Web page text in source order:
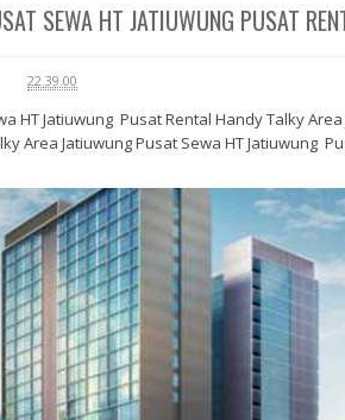
SEWA HT JATIUWUNG PUSAT
22.39.00
HT Jatiuwung Pusat Rental Handy Talky
Area Jatiuwung Pusat Sewa HT Jatiuwung